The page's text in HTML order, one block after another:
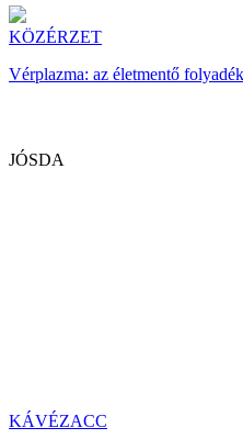
KÖZÉRZET
Vérplazma: az életmentő
JÓSDA
KÁVÉZACC